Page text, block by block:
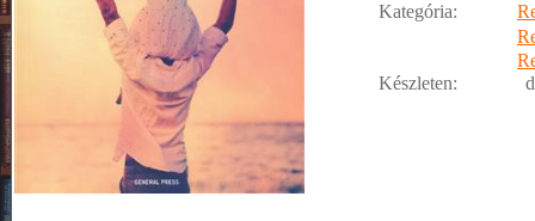
Kategória:
Készleten: